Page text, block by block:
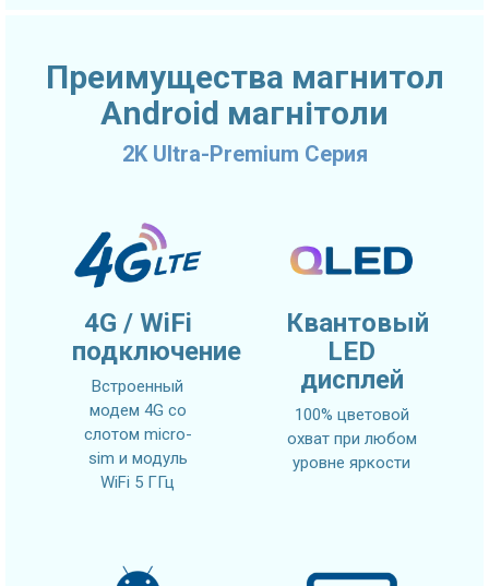
Преимущества магнитол
Android магнітоли
2K Ultra-Premium Серия
4G / WiFi
подключение
Встроенный
модем 4G со
слотом micro-
sim и модуль
WiFi 5 ГГц
Квантовый
LED
дисплей
100% цветовой
охват при любом
уровне яркости